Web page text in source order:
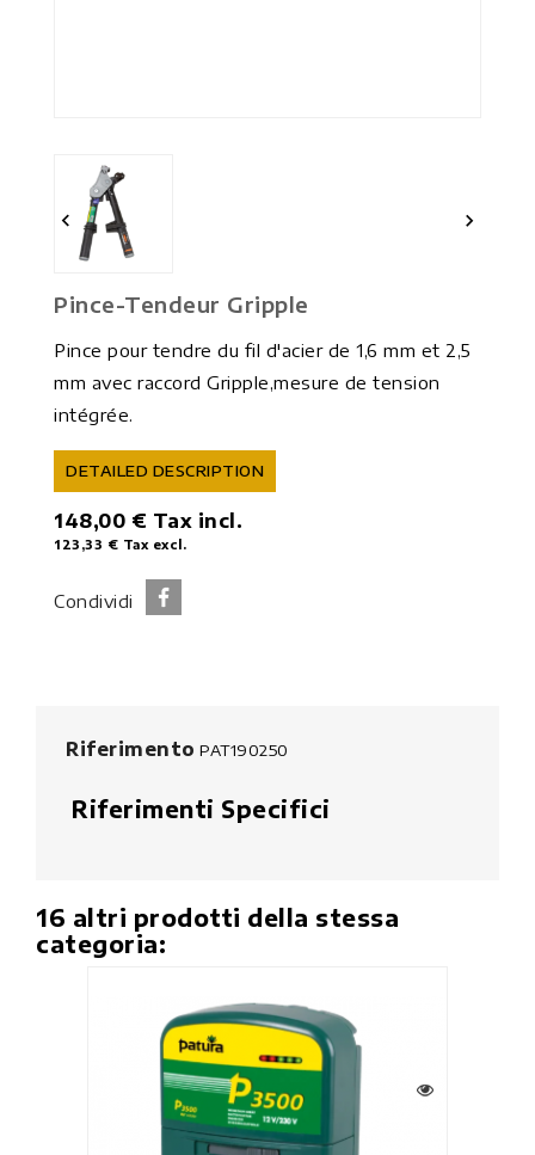
 
Pince-Tendeur Gripple
Pince pour tendre du fil d'acier de 1,6 mm et 2,5
mm avec raccord Gripple,mesure de tension
intégrée.
DETAILED DESCRIPTION
148,00 € Tax incl.
123,33 € Tax excl.
Condividi
Riferimento PAT190250
Riferimenti Specifici
16 altri prodotti della stessa
categoria: